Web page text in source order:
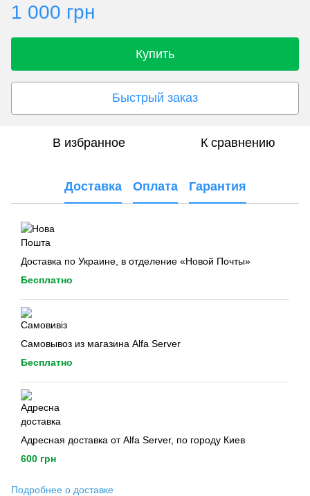
1 000 грн
Купить
Быстрый заказ
В избранное К сравнению
Доставка Оплата Гарантия
Доставка по Украине, в отделение «Новой Почты»
Бесплатно
Самовывоз из магазина Alfa Server
Бесплатно
Адресная доставка от Alfa Server, по городу Киев
600 грн
Подробнее о доставке